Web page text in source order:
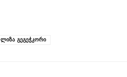
ლიზა გეგეჭკორი